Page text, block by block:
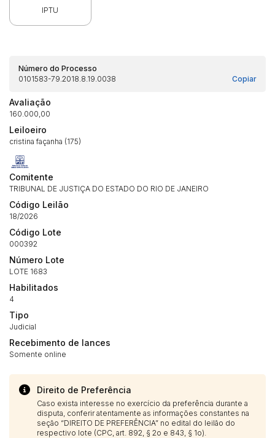
IPTU
Número do Processo
0101583-79.2018.8.19.0038
Copiar
Avaliação
160.000,00
Leiloeiro
cristina façanha (175)
Comitente
TRIBUNAL DE JUSTIÇA DO ESTADO DO RIO DE JANEIRO
Código Leilão
18/2026
Código Lote
000392
Número Lote
LOTE 1683
Habilitados
4
Tipo
Judicial
Recebimento de lances
Somente online
Direito de Preferência
Caso exista interesse no exercício da preferência durante a
disputa, conferir atentamente as informações constantes na
seção “DIREITO DE PREFERÊNCIA” no edital do leilão do
respectivo lote (CPC, art. 892, § 2o e 843, § 1o).
Envie sua Proposta
(Art. 895, CPC)
14/04/2025 18:43:11
14/04/2025 18:43:11 TIAGOFELIPE
propostas